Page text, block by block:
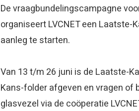
De vraagbundelingscampagne
organiseert LVCNET een
aanleg te starten.
Van 13 t/m 26 juni is de Laatste-
Kans-folder afgeven en vragen of
glasvezel via de coöperatie